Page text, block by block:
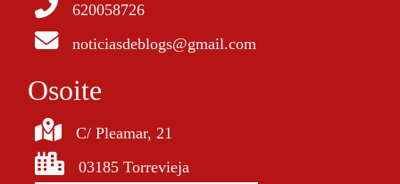
620058726
noticiasdeblogs@gmail.com
Osoite
C/ Pleamar, 21
03185 Torrevieja